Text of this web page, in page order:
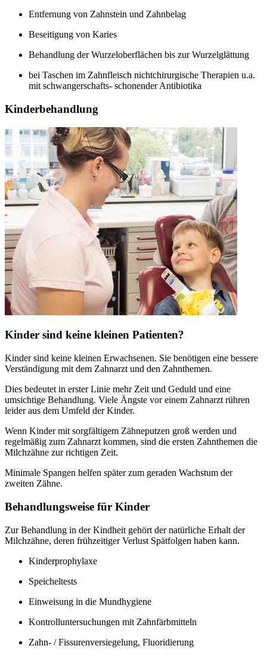
Entfernung von Zahnstein und Zahnbelag
Beseitigung von Karies
Behandlung der Wurzeloberflächen bis zur Wurzelglättung
bei Taschen im Zahnfleisch nichtchirurgische Therapien u.a.
mit schwangerschafts- schonender Antibiotika
Kinderbehandlung
Kinder sind keine kleinen Patienten?
Kinder sind keine kleinen Erwachsenen. Sie benötigen eine bessere
Verständigung mit dem Zahnarzt und den Zahnthemen.
Dies bedeutet in erster Linie mehr Zeit und Geduld und eine
umsichtige Behandlung. Viele Ängste vor einem Zahnarzt rühren
leider aus dem Umfeld der Kinder.
Wenn Kinder mit sorgfältigem Zähneputzen groß werden und
regelmäßig zum Zahnarzt kommen, sind die ersten Zahnthemen die
Milchzähne zur richtigen Zeit.
Minimale Spangen helfen später zum geraden Wachstum der
zweiten Zähne.
Behandlungsweise für Kinder
Zur Behandlung in der Kindheit gehört der natürliche Erhalt der
Milchzähne, deren frühzeitiger Verlust Spätfolgen haben kann.
Kinderprophylaxe
Speicheltests
Einweisung in die Mundhygiene
Kontrolluntersuchungen mit Zahnfärbmitteln
Zahn- / Fissurenversiegelung, Fluoridierung